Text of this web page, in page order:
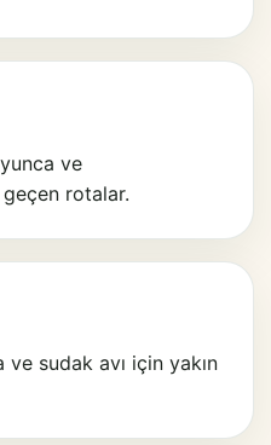
ve
rotalar.
ve sudak avı için yakın